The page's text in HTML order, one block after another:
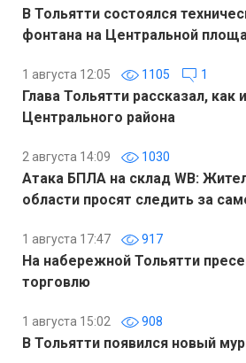
В Тольятти состоялся
фонтана на Центральной
1 августа 12:05 1105 1
Глава Тольятти рассказал, как
Центрального района
2 августа 14:09 1030
Атака БПЛА на склад WB:
области просят следить за
1 августа 17:47 917
На набережной Тольятти
торговлю
1 августа 15:02 908
В Тольятти появился новый